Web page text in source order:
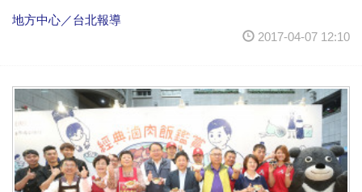
地方中心／台北報導
2017-04-07 12:10